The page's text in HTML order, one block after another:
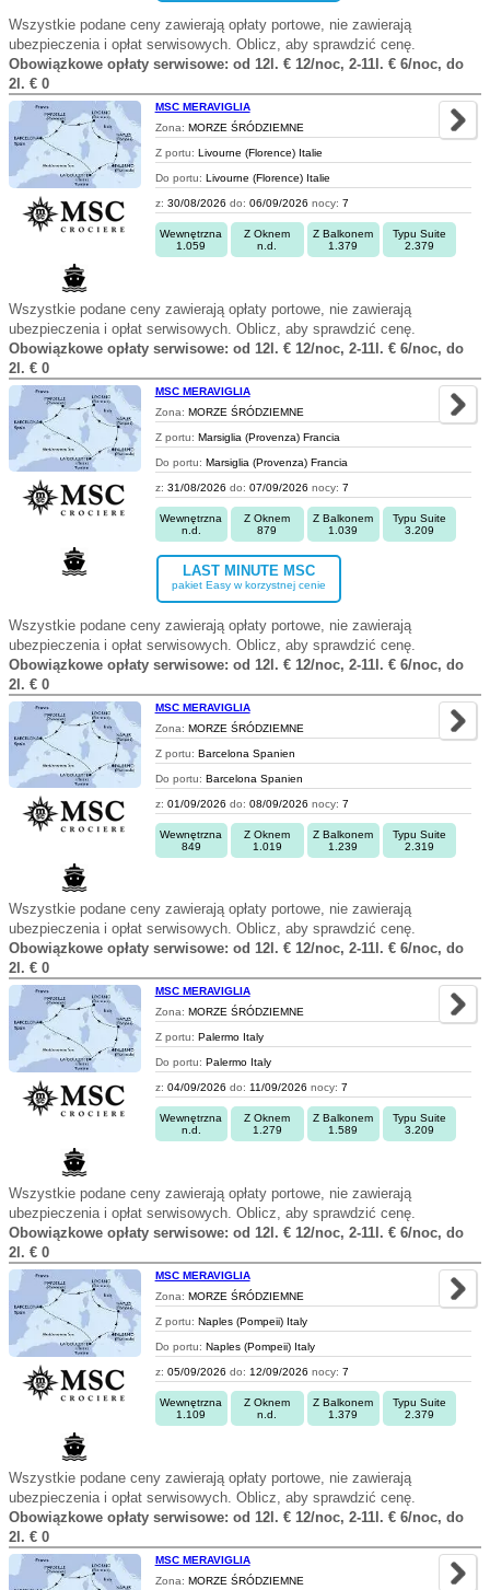
Wszystkie podane ceny zawierają opłaty portowe, nie zawierają
ubezpieczenia i opłat serwisowych. Oblicz, aby sprawdzić cenę.
Obowiązkowe opłaty serwisowe: od 12l. € 12/noc, 2-11l. € 6/noc, do
2l. € 0
MSC MERAVIGLIA
Zona: MORZE ŚRÓDZIEMNE
Z portu: Livourne (Florence) Italie
Do portu: Livourne (Florence) Italie
z: 30/08/2026 do: 06/09/2026 nocy: 7
Wewnętrzna
1.059
Z Oknem
n.d.
Z Balkonem
1.379
Typu Suite
2.379
Wszystkie podane ceny zawierają opłaty portowe, nie zawierają
ubezpieczenia i opłat serwisowych. Oblicz, aby sprawdzić cenę.
Obowiązkowe opłaty serwisowe: od 12l. € 12/noc, 2-11l. € 6/noc, do
2l. € 0
MSC MERAVIGLIA
Zona: MORZE ŚRÓDZIEMNE
Z portu: Marsiglia (Provenza) Francia
Do portu: Marsiglia (Provenza) Francia
z: 31/08/2026 do: 07/09/2026 nocy: 7
Wewnętrzna
n.d.
Z Oknem
879
Z Balkonem
1.039
Typu Suite
3.209
LAST MINUTE MSC
pakiet Easy w korzystnej cenie
Wszystkie podane ceny zawierają opłaty portowe, nie zawierają
ubezpieczenia i opłat serwisowych. Oblicz, aby sprawdzić cenę.
Obowiązkowe opłaty serwisowe: od 12l. € 12/noc, 2-11l. € 6/noc, do
2l. € 0
MSC MERAVIGLIA
Zona: MORZE ŚRÓDZIEMNE
Z portu: Barcelona Spanien
Do portu: Barcelona Spanien
z: 01/09/2026 do: 08/09/2026 nocy: 7
Wewnętrzna
849
Z Oknem
1.019
Z Balkonem
1.239
Typu Suite
2.319
Wszystkie podane ceny zawierają opłaty portowe, nie zawierają
ubezpieczenia i opłat serwisowych. Oblicz, aby sprawdzić cenę.
Obowiązkowe opłaty serwisowe: od 12l. € 12/noc, 2-11l. € 6/noc, do
2l. € 0
MSC MERAVIGLIA
Zona: MORZE ŚRÓDZIEMNE
Z portu: Palermo Italy
Do portu: Palermo Italy
z: 04/09/2026 do: 11/09/2026 nocy: 7
Wewnętrzna
n.d.
Z Oknem
1.279
Z Balkonem
1.589
Typu Suite
3.209
Wszystkie podane ceny zawierają opłaty portowe, nie zawierają
ubezpieczenia i opłat serwisowych. Oblicz, aby sprawdzić cenę.
Obowiązkowe opłaty serwisowe: od 12l. € 12/noc, 2-11l. € 6/noc, do
2l. € 0
MSC MERAVIGLIA
Zona: MORZE ŚRÓDZIEMNE
Z portu: Naples (Pompeii) Italy
Do portu: Naples (Pompeii) Italy
z: 05/09/2026 do: 12/09/2026 nocy: 7
Wewnętrzna
1.109
Z Oknem
n.d.
Z Balkonem
1.379
Typu Suite
2.379
Wszystkie podane ceny zawierają opłaty portowe, nie zawierają
ubezpieczenia i opłat serwisowych. Oblicz, aby sprawdzić cenę.
Obowiązkowe opłaty serwisowe: od 12l. € 12/noc, 2-11l. € 6/noc, do
2l. € 0
MSC MERAVIGLIA
Zona: MORZE ŚRÓDZIEMNE